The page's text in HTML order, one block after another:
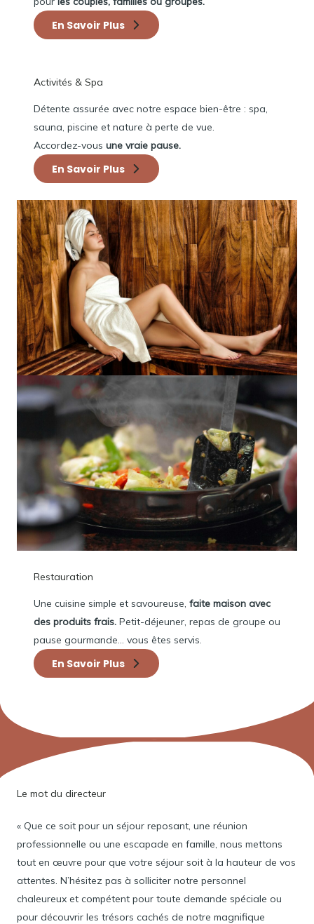
En Savoir Plus
Activités & Spa
Détente assurée avec notre espace bien-être : spa,
sauna, piscine et nature à perte de vue.
Accordez-vous une vraie pause.
En Savoir Plus
Restauration
Une cuisine simple et savoureuse, faite maison avec
des produits frais. Petit-déjeuner, repas de groupe ou
pause gourmande… vous êtes servis.
En Savoir Plus
Le mot du directeur
« Que ce soit pour un séjour reposant, une réunion
professionnelle ou une escapade en famille, nous mettons
tout en œuvre pour que votre séjour soit à la hauteur de vos
attentes. N’hésitez pas à solliciter notre personnel
chaleureux et compétent pour toute demande spéciale ou
pour découvrir les trésors cachés de notre magnifique